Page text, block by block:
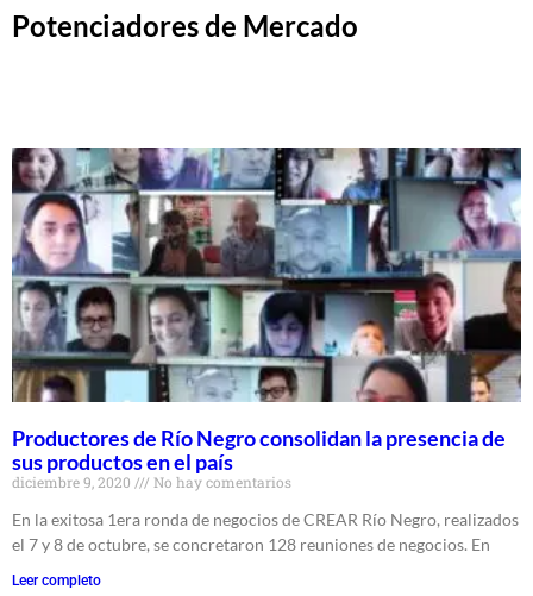
Potenciadores de Mercado
Productores de Río Negro consolidan la presencia de
sus productos en el país
diciembre 9, 2020 No hay comentarios
En la exitosa 1era ronda de negocios de CREAR Río Negro, realizados
el 7 y 8 de octubre, se concretaron 128 reuniones de negocios. En
Leer completo